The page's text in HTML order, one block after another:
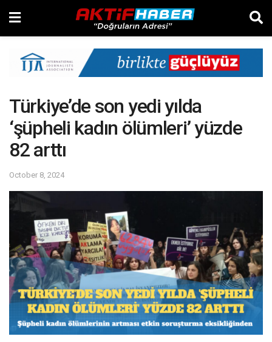
Türkiye’de son yedi yılda
‘şüpheli kadın ölümleri’ yüzde
82 arttı
October 8, 2024